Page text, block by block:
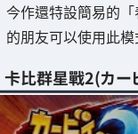
今作還特設簡易的
的朋友可以使用此
卡比群星戰2(カー